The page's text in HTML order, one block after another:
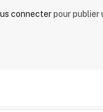
connecterpour publier